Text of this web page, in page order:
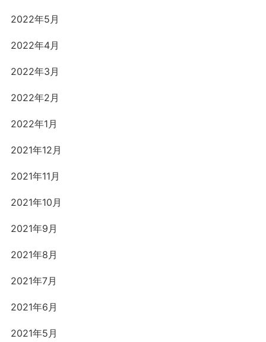
2022年5月
2022年4月
2022年3月
2022年2月
2022年1月
2021年12月
2021年11月
2021年10月
2021年9月
2021年8月
2021年7月
2021年6月
2021年5月